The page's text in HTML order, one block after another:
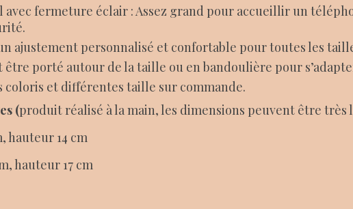
fermeture éclair : Assez grand pour accueillir un
ajustement personnalisé et confortable pour toutes les
être porté autour de la taille ou en bandoulière pour
et différentes taille sur commande.
(produit réalisé à la main, les dimensions peuvent être très
hauteur 14 cm
hauteur 17 cm